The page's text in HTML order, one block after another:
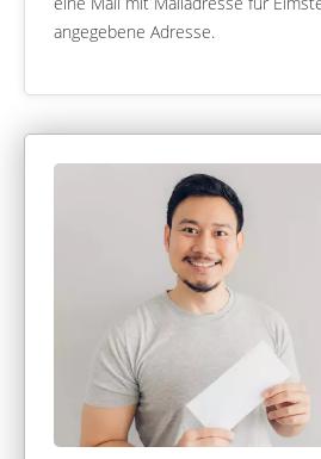
angegebene Adresse.